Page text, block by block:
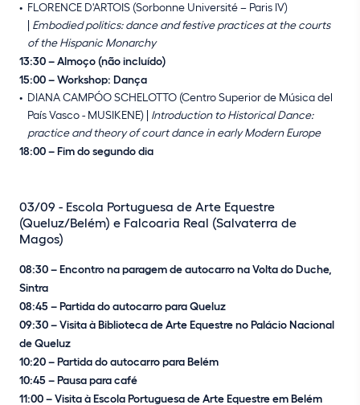
FLORENCE D'ARTOIS (Sorbonne Université – Paris IV)
| Embodied politics: dance and festive practices at the courts
of the Hispanic Monarchy
13:30 – Almoço (não incluído)
15:00 – Workshop: Dança
DIANA CAMPÓO SCHELOTTO (Centro Superior de Música del
País Vasco - MUSIKENE) | Introduction to Historical Dance:
practice and theory of court dance in early Modern Europe
18:00 – Fim do segundo dia
03/09 - Escola Portuguesa de Arte Equestre
(Queluz/Belém) e Falcoaria Real (Salvaterra de
Magos)
08:30 – Encontro na paragem de autocarro na Volta do Duche,
Sintra
08:45 – Partida do autocarro para Queluz
09:30 – Visita à Biblioteca de Arte Equestre no Palácio Nacional
de Queluz
10:20 – Partida do autocarro para Belém
10:45 – Pausa para café
11:00 – Visita à Escola Portuguesa de Arte Equestre em Belém